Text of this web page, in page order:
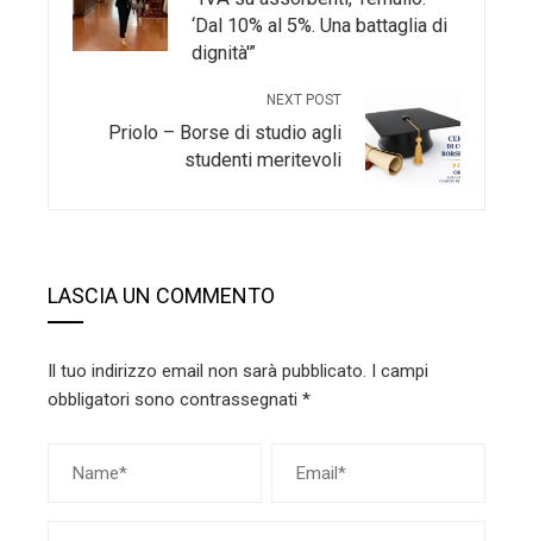
‘Dal 10% al 5%. Una battaglia di
dignità'”
NEXT POST
Priolo – Borse di studio agli
studenti meritevoli
LASCIA UN COMMENTO
Il tuo indirizzo email non sarà pubblicato. I campi
obbligatori sono contrassegnati *